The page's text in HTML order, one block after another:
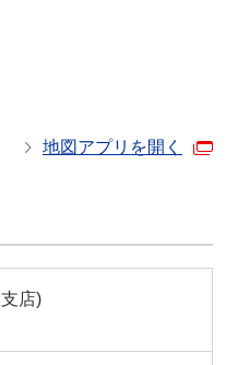
地図アプリを開く
店)